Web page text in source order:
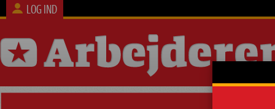
LOG IND